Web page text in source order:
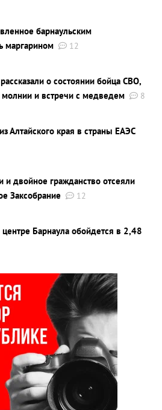
барнаульским
маргарином
12
о состоянии бойца СВО,
и встречи с медведем
8
Алтайского края в страны ЕАЭС
и двойное гражданство отсеяли
Заксобрание
12
Барнаула обойдется в 2,48